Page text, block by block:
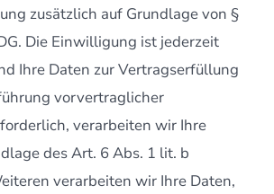
zusätzlich auf Grundlage von §
Die Einwilligung ist jederzeit
Ihre Daten zur Vertragserfüllung
vorvertraglicher
verarbeiten wir Ihre
des Art. 6 Abs. 1 lit. b
verarbeiten wir Ihre Daten,